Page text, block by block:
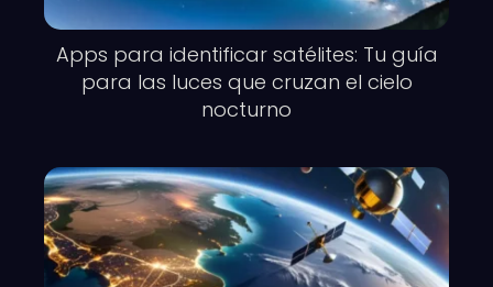
Apps para identificar satélites: Tu guía
para las luces que cruzan el cielo
nocturno